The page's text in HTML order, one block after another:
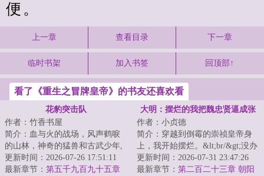
便。
上一章 查看目录 下一章
临时书架 加入书签 回顶部↑
看了《重生之冒牌皇帝》的书友还喜欢看
花豹突击队
作者：竹香书屋
简介：血与火的战场，风声鹤唳
的山林，神奇的猛兽和古武少年,
这是一支有着铮铮铁骨的特种部
队，这是一群...
更新时间：2026-07-26 17:51:11
最新章节： 第五千九百九十五章
大明：摆烂的我把魏忠贤逼成张
居正了
作者：小贞德
简介：穿越到倒霉的崇祯皇帝身
上，我开始摆烂。&lt;br/&gt;没办
法，在大明越是想干事业，死的
就越快，屎...
更新时间：2026-07-31 23:47:26
最新章节： 第二百二十三章 朝阳